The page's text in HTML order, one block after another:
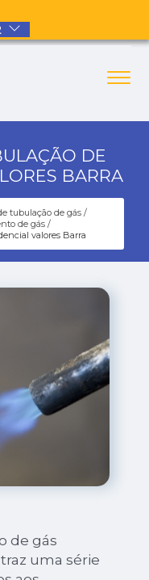
DE
BARRA
tubulação de gás
de gás
valores Barra
de gás
uma série